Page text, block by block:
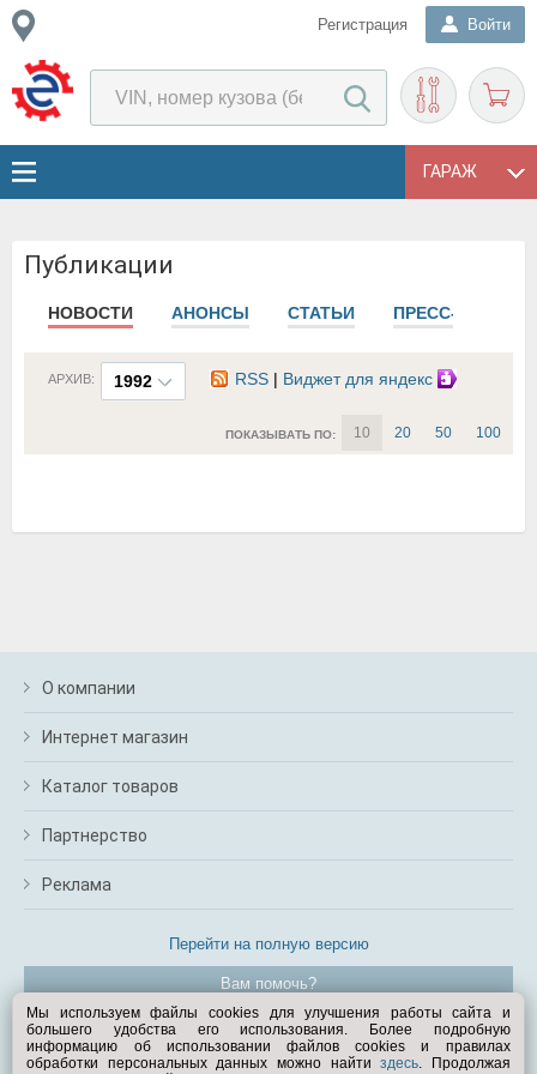
Регистрация Войти
ГАРАЖ
Публикации
НОВОСТИ АНОНСЫ СТАТЬИ ПРЕСС-РЕЛИЗЫ
1992
АРХИВ: RSS | Виджет для яндекс
ПОКАЗЫВАТЬ ПО: 10 20 50 100
О компании
Интернет магазин
Каталог товаров
Партнерство
Реклама
Перейти на полную версию
Вам помочь?
© Exist.ru 1998—2026
Мы используем файлы cookies для улучшения работы сайта и
большего удобства его использования. Более подробную
информацию об использовании файлов cookies и правилах
обработки персональных данных можно найтиздесь. Продолжая